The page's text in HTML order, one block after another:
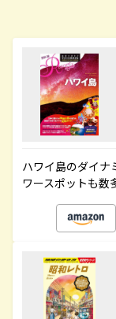
ハワイ島のダイナ
ワースポットも数